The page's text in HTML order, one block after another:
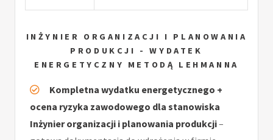
INŻYNIER ORGANIZACJI I PLANOWANIA
PRODUKCJI - WYDATEK
ENERGETYCZNY METODĄ LEHMANNA
Kompletna wydatku energetycznego +
ocena ryzyka zawodowego dla stanowiska
Inżynier organizacji i planowania produkcji–